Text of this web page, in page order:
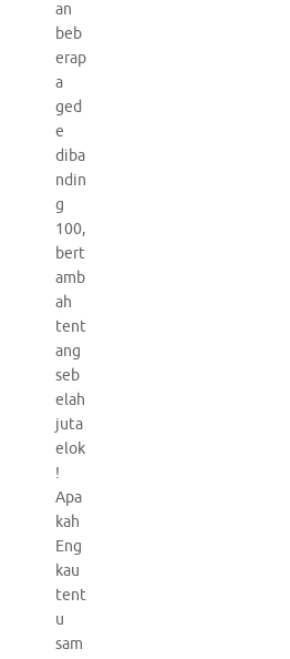
an
beb
erap
a
ged
e
diba
ndin
g
100,
bert
amb
ah
tent
ang
seb
elah
juta
elok
!
Apa
kah
Eng
kau
tent
u
sam